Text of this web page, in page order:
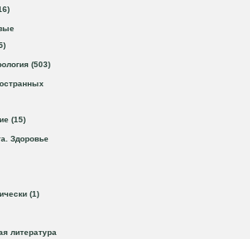
(503)
(15)
Здоровье
(1)
литература